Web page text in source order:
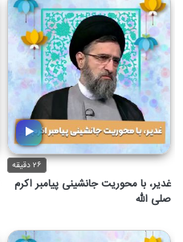
۲۶ دقیقه
غدیر، با محوریت جانشینی پیامبر اکرم
صلی الله